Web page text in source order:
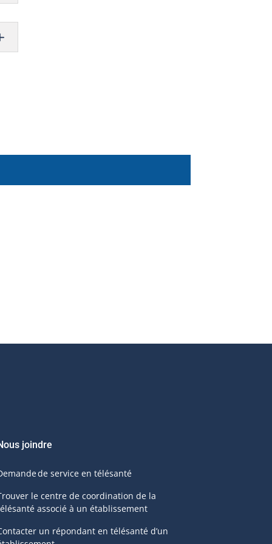
joindre
de service en télésanté
le centre de coordination de la
associé à un établissement
un répondant en télésanté d’un